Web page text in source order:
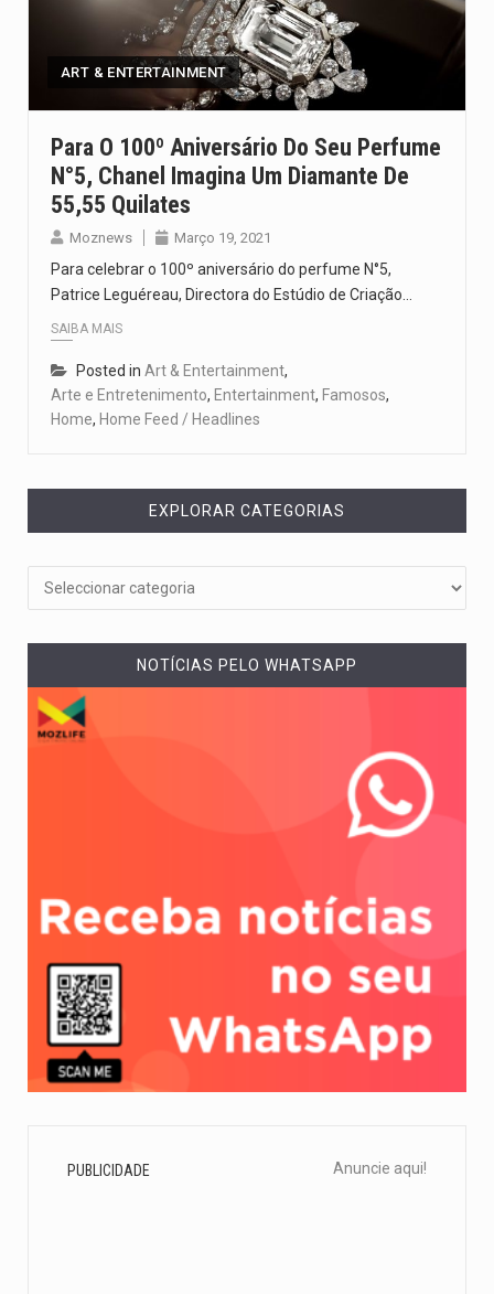
Cover photo suggestion (in English): A police officer outside a…
ART & ENTERTAINMENT
Para O 100º Aniversário Do Seu Perfume
N°5, Chanel Imagina Um Diamante De
55,55 Quilates
Moznews Março 19, 2021
Para celebrar o 100º aniversário do perfume N°5,
Patrice Leguéreau, Directora do Estúdio de Criação…
SAIBA MAIS
Posted in Art & Entertainment,
Arte e Entretenimento, Entertainment, Famosos,
Home, Home Feed / Headlines
EXPLORAR CATEGORIAS
NOTÍCIAS PELO WHATSAPP
PUBLICIDADE Anuncie aqui!